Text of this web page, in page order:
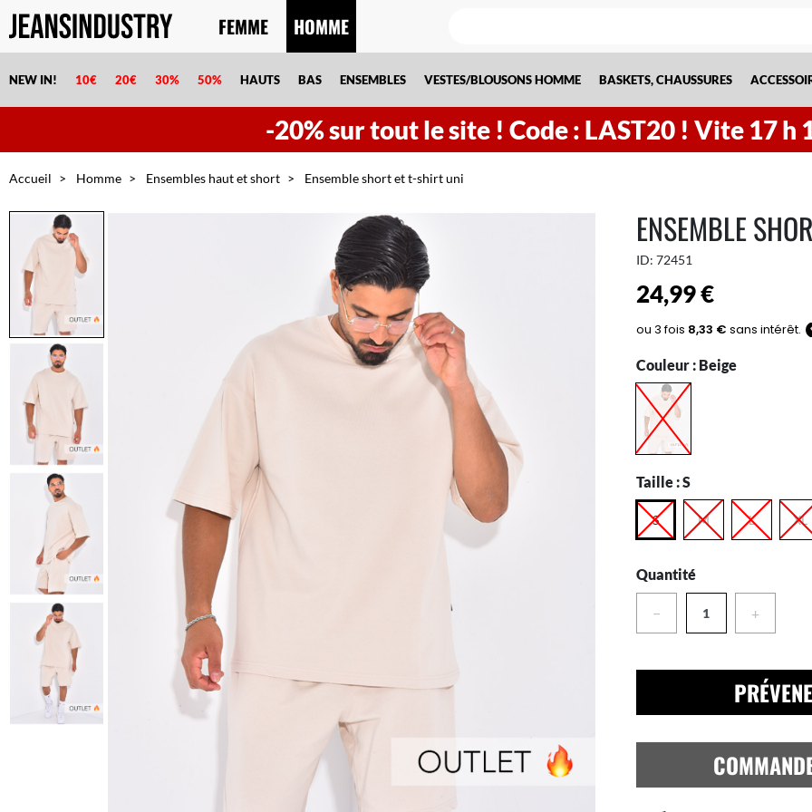
-20% sur tout le site ! Code : LAST20 ! Vite 17h
FEMME HOMME
NEW IN! 10€ 20€ 30% 50% HAUTS BAS ENSEMBLES VESTES/BLOUSONS HOMME BASKETS, CHAUSSURES
Accueil Homme Ensembles haut et short Ensemble short et t-shirt uni
ENSEMBLE
ID: 72451
24,99 €
Couleur : Beige
Taille :S
S M L XL
Quantité
− +